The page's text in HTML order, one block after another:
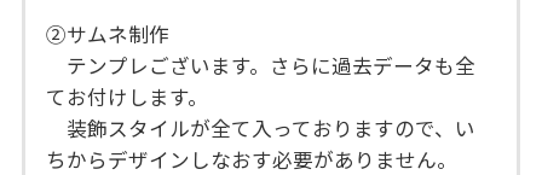
②サムネ制作
テンプレございます。さらに過去データも全
てお付けします。
装飾スタイルが全て入っておりますので、い
ちからデザインしなおす必要がありません。